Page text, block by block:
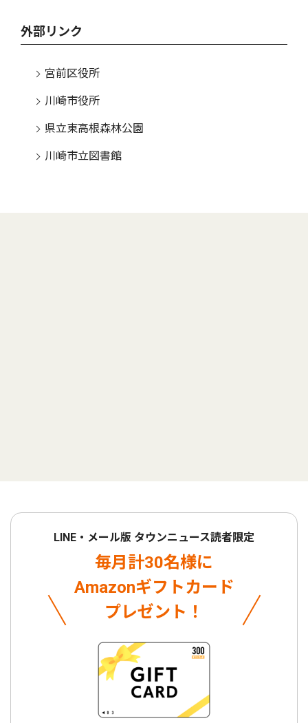
外部リンク
宮前区役所
川崎市役所
県立東高根森林公園
川崎市立図書館
LINE・メール版 タウンニュース読者限定
毎月計30名様に
Amazonギフトカード
プレゼント！